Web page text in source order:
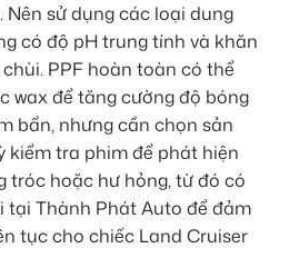
sử dụng các loại dung
có độ pH trung tính và khăn
PPF hoàn toàn có thể
wax để tăng cường độ bóng
bẩn, nhưng cần chọn sản
kiểm tra phim để phát hiện
tróc hoặc hư hỏng, từ đó có
tại Thành Phát Auto để đảm
tục cho chiếc Land Cruiser